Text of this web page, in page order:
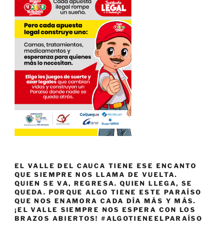
EL VALLE DEL CAUCA TIENE ESE ENCANTO
QUE SIEMPRE NOS LLAMA DE VUELTA.
QUIEN SE VA, REGRESA. QUIEN LLEGA, SE
QUEDA. PORQUE ALGO TIENE ESTE PARAÍSO
QUE NOS ENAMORA CADA DÍA MÁS Y MÁS.
¡EL VALLE SIEMPRE NOS ESPERA CON LOS
BRAZOS ABIERTOS! #ALGOTIENEELPARAÍSO